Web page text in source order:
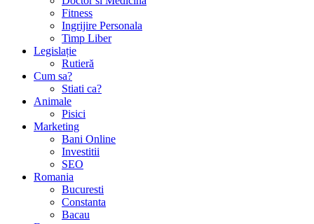
Fitness
Ingrijire Personala
Timp Liber
Legislație
Rutieră
Cum sa?
Stiati ca?
Animale
Pisici
Marketing
Bani Online
Investitii
SEO
Romania
Bucuresti
Constanta
Bacau